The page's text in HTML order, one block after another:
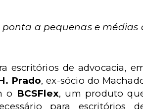
a pequenas e médias
escritórios de advocacia,
Prado, ex-sócio do
o BCSFlex, um produto
para escritórios